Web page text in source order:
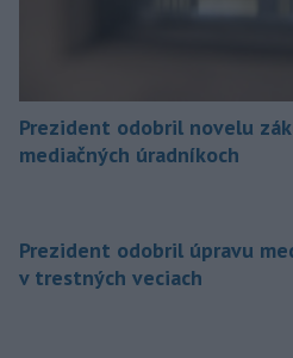
Prezident odobril novelu
mediačných úradníkoch
Prezident odobril úpravu
v trestných veciach